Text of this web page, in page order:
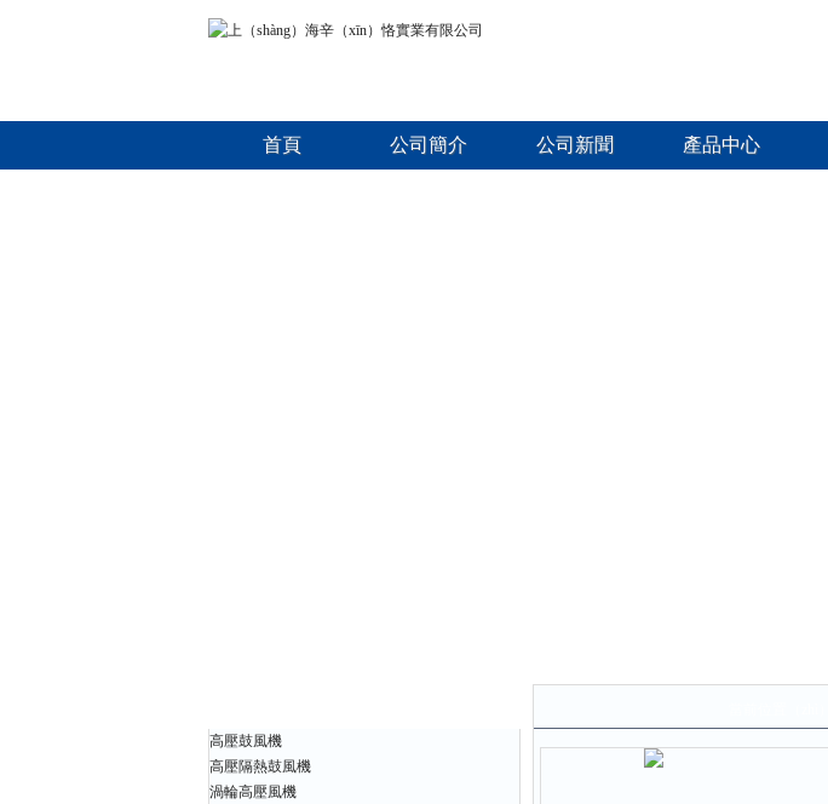
首頁 公司簡介 公司新聞 產品中心
高壓鼓風機
高壓隔熱鼓風機
渦輪高壓風機